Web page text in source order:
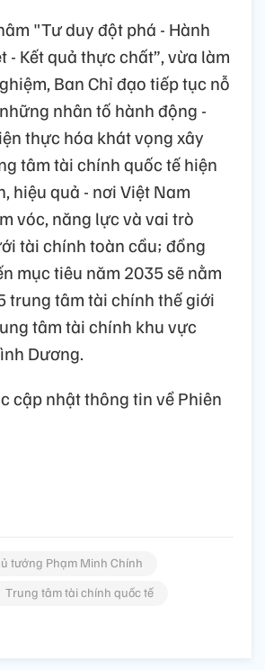
"Tư duy đột phá - Hành
- Kết quả thực chất”, vừa làm
Ban Chỉ đạo tiếp tục nỗ
nhân tố hành động -
thực hóa khát vọng xây
tâm tài chính quốc tế hiện
hiệu quả - nơi Việt Nam
vóc, năng lực và vai trò
tài chính toàn cầu; đồng
mục tiêu năm 2035 sẽ nằm
trung tâm tài chính thế giới
tâm tài chính khu vực
Dương.
cập nhật thông tin về Phiên
tướng Phạm Minh Chính
Trung tâm tài chính quốc tế